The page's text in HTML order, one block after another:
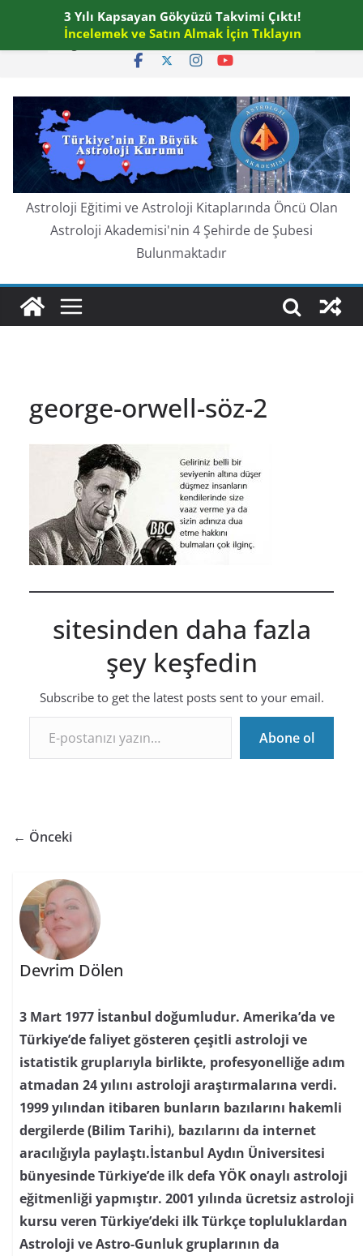
content
Cuma, Ağustos 7, 2026
Astroloji Eğitimi ve Astroloji Kitaplarında Öncü Olan
Astroloji Akademisi'nin 4 Şehirde de Şubesi
Bulunmaktadır
george-orwell-söz-2
sitesinden daha fazla
şey keşfedin
Subscribe to get the latest posts sent to your email.
E-postanızı yazın…
Abone ol
← Önceki
Devrim Dölen
3 Mart 1977 İstanbul doğumludur. Amerika’da ve
Türkiye’de faliyet gösteren çeşitli astroloji ve
istatistik gruplarıyla birlikte, profesyonelliğe adım
atmadan 24 yılını astroloji araştırmalarına verdi.
1999 yılından itibaren bunların bazılarını hakemli
dergilerde (Bilim Tarihi), bazılarını da internet
aracılığıyla paylaştı.İstanbul Aydın Üniversitesi
bünyesinde Türkiye’de ilk defa YÖK onaylı astroloji
eğitmenliği yapmıştır. 2001 yılında ücretsiz astroloji
kursu veren Türkiye’deki ilk Türkçe topluluklardan
Astroloji ve Astro-Gunluk gruplarının da
3 Yılı Kapsayan Gökyüzü Takvimi Çıktı!
İncelemek ve Satın Almak İçin Tıklayın